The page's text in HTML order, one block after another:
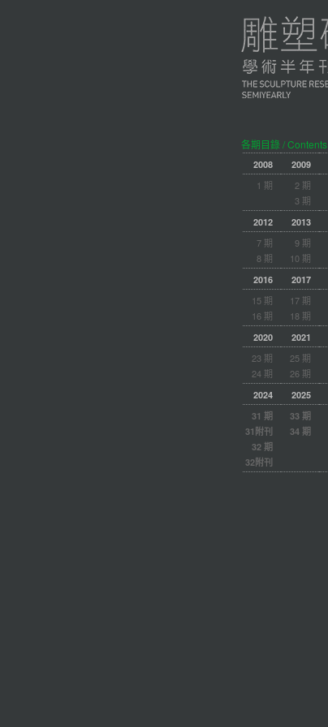
各期目錄 / Contents
2008 2009
1 期
2 期
3 期
2012 2013
7 期
8 期
9 期
10 期
2016 2017
15 期
16 期
17 期
18 期
2020 2021
23 期
24 期
25 期
26 期
2024
2025
31 期
31附刊
32 期
32附刊
33 期
34 期